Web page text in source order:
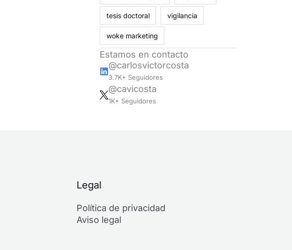
tesis doctoral vigilancia
woke marketing
Estamos en contacto
@carlosvictorcosta
3.7K+ Seguidores
@cavicosta
1K+ Seguidores
Legal
Política de privacidad
Aviso legal